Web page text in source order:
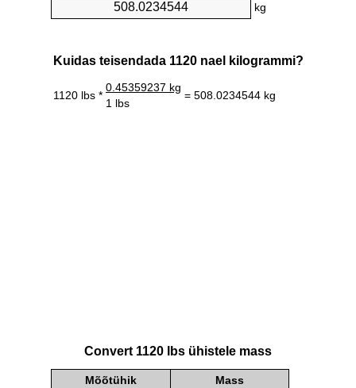
kg
Kuidas teisendada 1120 nael kilogrammi?
1120 lbs *
0.45359237 kg
= 508.0234544 kg
1 lbs
Convert 1120 lbs ühistele mass
Mõõtühik Mass